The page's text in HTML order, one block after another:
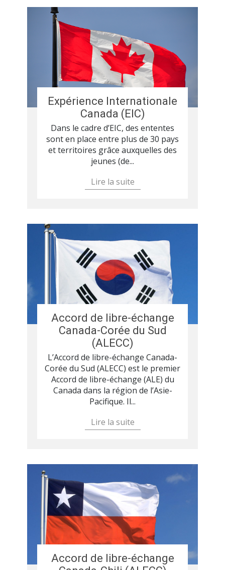
Expérience Internationale
Canada (EIC)
Dans le cadre d’EIC, des ententes
sont en place entre plus de 30 pays
et territoires grâce auxquelles des
jeunes (de...
Lire la suite
Accord de libre-échange
Canada-Corée du Sud
(ALECC)
L’Accord de libre-échange Canada-
Corée du Sud (ALECC) est le premier
Accord de libre-échange (ALE) du
Canada dans la région de l’Asie-
Pacifique. Il...
Lire la suite
Accord de libre-échange